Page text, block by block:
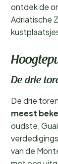
ontdek de
Adriatische
De drie
De drie
meest
oudste,
van de